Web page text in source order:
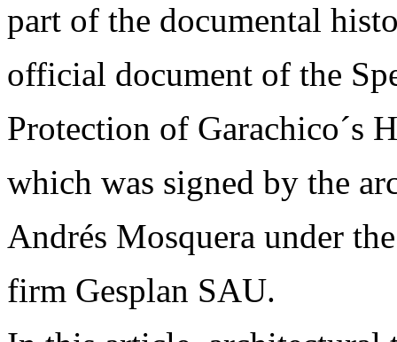
part of the documental
official document of the
Protection of Garachico´s
which was signed by the
Andrés Mosquera under
firm Gesplan SAU.